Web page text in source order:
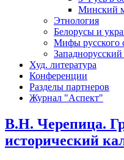
Минский
Этнология
Белорусы и
Мифы русского
Западнорусский
Худ. литература
Конференции
Разделы партнеров
Журнал "Аспект"
В.Н. Черепица.
исторический